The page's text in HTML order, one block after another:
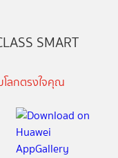
SMART
ลกตรงใจคุณ